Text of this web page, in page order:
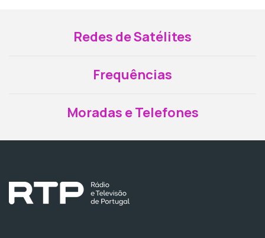
Redes de Satélites
Frequências
Moradas e Telefones